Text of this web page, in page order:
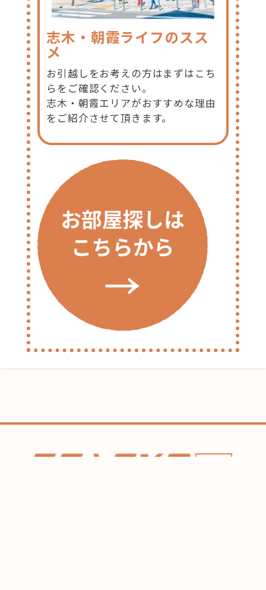
志木・朝霞ライフのスス
メ
お引越しをお考えの方はまずはこち
らをご確認ください。
志木・朝霞エリアがおすすめな理由
をご紹介させて頂きます。